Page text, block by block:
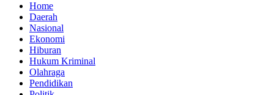
Home
Daerah
Nasional
Ekonomi
Hiburan
Hukum Kriminal
Olahraga
Pendidikan